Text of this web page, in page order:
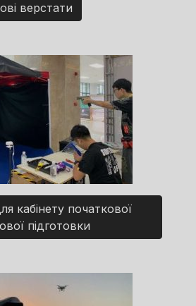
верстати
кабінету початкової
підготовки